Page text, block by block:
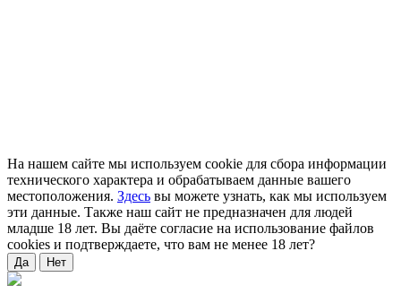
На нашем сайте мы используем cookie для сбора информации
технического характера и обрабатываем данные вашего
местоположения. Здесь вы можете узнать, как мы используем
эти данные. Также наш сайт не предназначен для людей
младше 18 лет. Вы даёте согласие на использование файлов
cookies и подтверждаете, что вам не менее 18 лет?
Да Нет